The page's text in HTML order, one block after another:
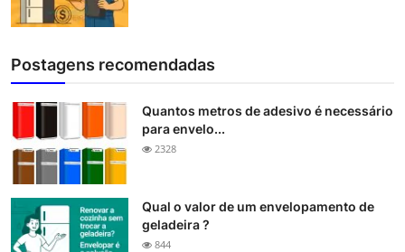
Postagens recomendadas
Quantos metros de adesivo é necessário
para envelo...
2328
Qual o valor de um envelopamento de
geladeira ?
844